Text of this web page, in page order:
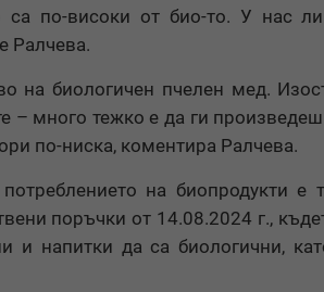
са по-високи от био-то. У нас
Ралчева.
на биологичен пчелен мед.
– много тежко е да ги
по-ниска, коментира Ралчева.
на биопродукти
поръчки от 14.08.2024 г.,
и напитки да са биологични,